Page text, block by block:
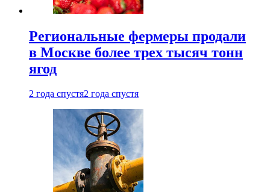
Региональные фермеры продали
в Москве более трех тысяч тонн
ягод
2 года спустя2 года спустя